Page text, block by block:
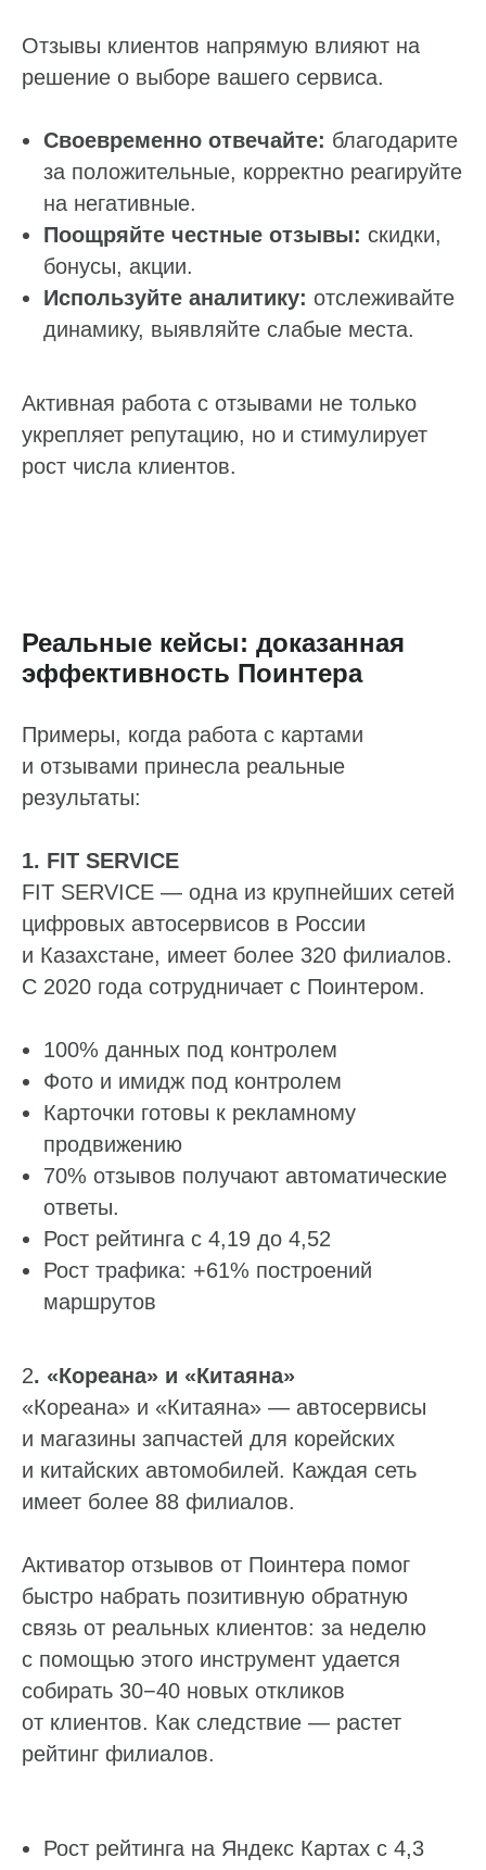
Отзывы клиентов напрямую влияют на
решение о выборе вашего сервиса.
Своевременно отвечайте: благодарите
за положительные, корректно реагируйте
на негативные.
Поощряйте честные отзывы: скидки,
бонусы, акции.
Используйте аналитику: отслеживайте
динамику, выявляйте слабые места.
Активная работа с отзывами не только
укрепляет репутацию, но и стимулирует
рост числа клиентов.
Реальные кейсы: доказанная
эффективность Поинтера
Примеры, когда работа с картами
и отзывами принесла реальные
результаты:
1. FIT SERVICE
FIT SERVICE — одна из крупнейших сетей
цифровых автосервисов в России
и Казахстане, имеет более 320 филиалов.
С 2020 года сотрудничает с Поинтером.
100% данных под контролем
Фото и имидж под контролем
Карточки готовы к рекламному
продвижению
70% отзывов получают автоматические
ответы.
Рост рейтинга с 4,19 до 4,52
Рост трафика: +61% построений
маршрутов
2. «Кореана» и «Китаяна»
«Кореана» и «Китаяна» — автосервисы
и магазины запчастей для корейских
и китайских автомобилей. Каждая сеть
имеет более 88 филиалов.
Активатор отзывов от Поинтера помог
быстро набрать позитивную обратную
связь от реальных клиентов: за неделю
с помощью этого инструмент удается
собирать 30−40 новых откликов
от клиентов. Как следствие — растет
рейтинг филиалов.
Рост рейтинга на Яндекс Картах с 4,3